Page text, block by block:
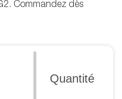
Quantité
Commandez dès